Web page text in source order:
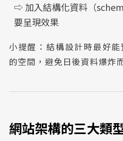
⇨ 加入結構化資料（
要呈現效果
小提醒：結構設計時最好
的空間，避免日後資料爆炸
網站架構的三大類